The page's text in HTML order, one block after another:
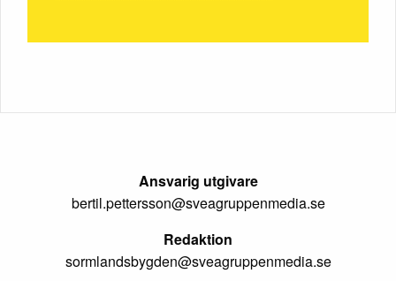
Ansvarig utgivare
bertil.pettersson@sveagruppenmedia.se
Redaktion
sormlandsbygden@sveagruppenmedia.se